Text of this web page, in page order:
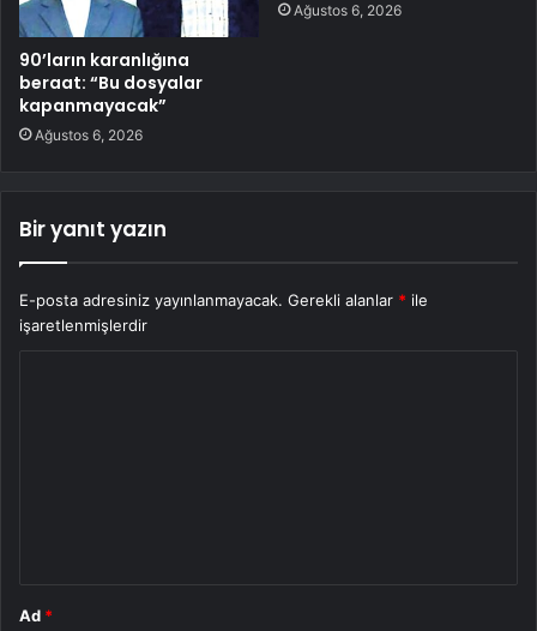
90’ların karanlığına
beraat: “Bu dosyalar
kapanmayacak”
Ağustos 6, 2026
Ağustos 6, 2026
Bir yanıt yazın
E-posta adresiniz yayınlanmayacak. Gerekli alanlar * ile
işaretlenmişlerdir
Ad *